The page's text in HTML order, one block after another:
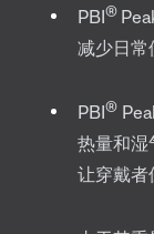
PBI®
减少日常
PBI®
热量和湿
让穿戴者